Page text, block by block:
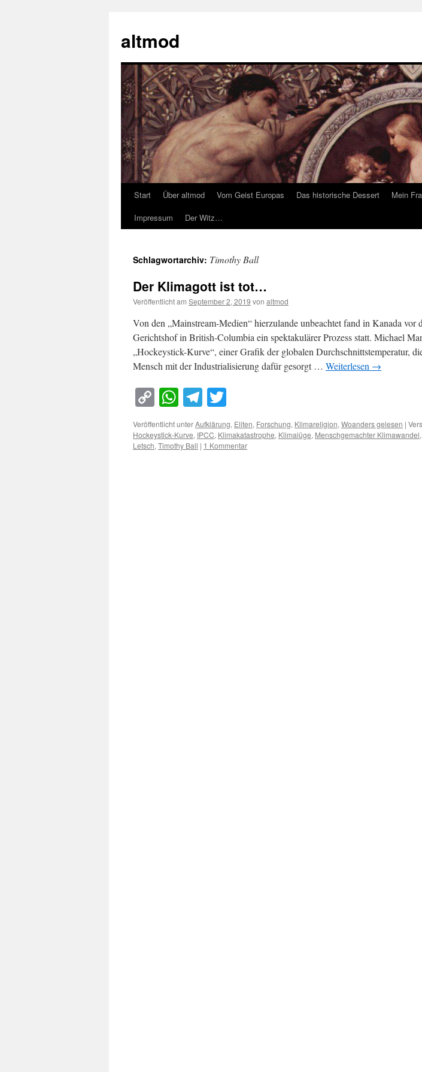
springen
altmod
Start Über altmod Vom Geist Europas Das historische Dessert Mein
Impressum
Der Witz…
Schlagwortarchiv: Timothy Ball
Der Klimagott ist tot…
Veröffentlicht am September 2, 2019 von altmod
Von den „Mainstream-Medien“ hierzulande unbeachtet fand in Kanada vor
Gerichtshof in British-Columbia ein spektakulärer Prozess statt. Michael
„Hockeystick-Kurve“, einer Grafik der globalen Durchschnittstemperatur,
Mensch mit der Industrialisierung dafür gesorgt … Weiterlesen →
Copy
Link
WhatsApp
Telegram
Veröffentlicht unterAufklärung, Eliten, Forschung, Klimareligion,Woanders gelesen |
Hockeystick-Kurve, IPCC, Klimakatastrophe, Klimalüge, Menschgemachter Klimawandel,
Letsch,Timothy Ball | 1 Kommentar